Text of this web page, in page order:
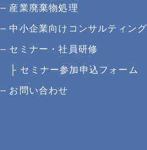
産業廃棄物処理
中小企業向けコンサルティング
セミナー・社員研修
セミナー参加申込フォーム
お問い合わせ